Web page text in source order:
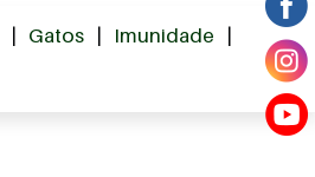
Gatos Imunidade